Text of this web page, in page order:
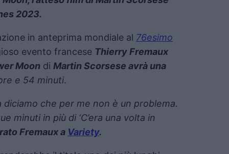
2023.
in anteprima mondiale al 76esimo
evento francese Thierry Fremaux
Moon di Martin Scorsese avrà una
e 54 minuti.
diciamo che per me non è un problema.
minuti in più di ‘C’era una volta in
Fremaux a Variety.